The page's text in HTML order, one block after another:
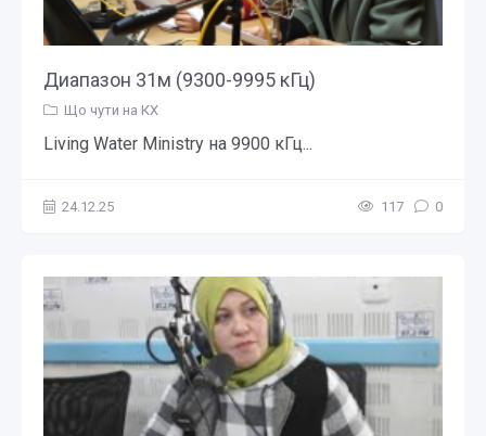
Диапазон 31м (9300-9995 кГц)
Що чути на КХ
Living Water Ministry на 9900 кГц...
24.12.25 117 0